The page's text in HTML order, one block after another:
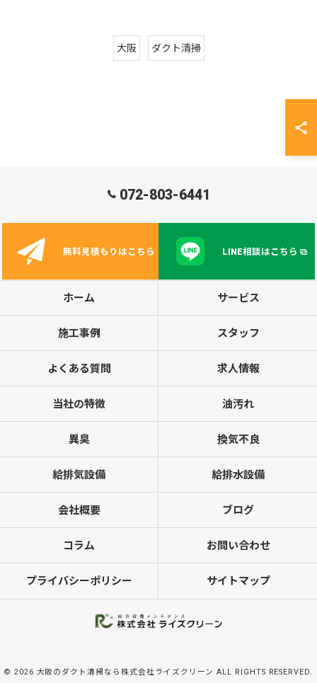
大阪 ダクト清掃
072-803-6441
無料見積もりはこちら LINE相談はこちら
ホーム サービス
施工事例 スタッフ
よくある質問 求人情報
当社の特徴 油汚れ
異臭 換気不良
給排気設備 給排水設備
会社概要 ブログ
コラム お問い合わせ
プライバシーポリシー サイトマップ
© 2026 大阪のダクト清掃なら株式会社ライズクリーン ALL RIGHTS RESERVED.